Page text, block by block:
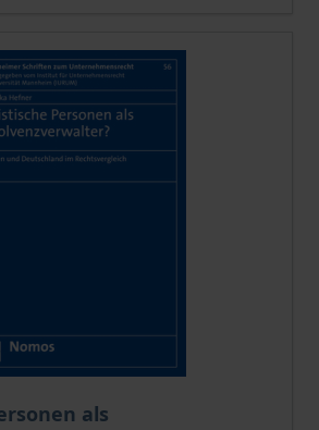
als
on the options chosen on the